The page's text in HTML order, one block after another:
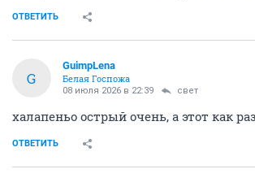
ОТВЕТИТЬ
G
GuimpLena
Белая Госпожа
08 июля 2026 в 22:39 свет
халапеньо острый очень, а этот как
ОТВЕТИТЬ